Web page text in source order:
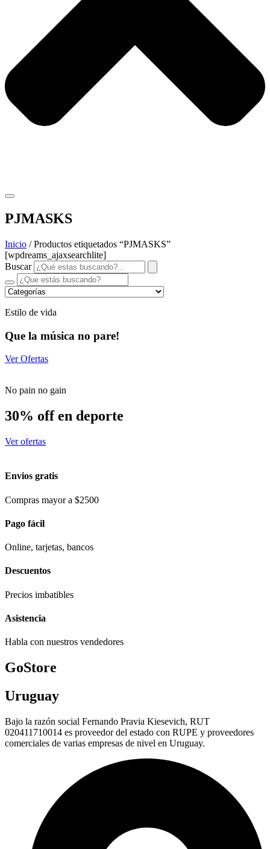
PJMASKS
Inicio / Productos etiquetados “PJMASKS”
[wpdreams_ajaxsearchlite]
Buscar
Estilo de vida
Que la música no pare!
Ver Ofertas
No pain no gain
30% off en deporte
Ver ofertas
Envios gratis
Compras mayor a $2500
Pago fácil
Online, tarjetas, bancos
Descuentos
Precios imbatibles
Asistencia
Habla con nuestros vendedores
GoStore
Uruguay
Bajo la razón social Fernando Pravia Kiesevich, RUT
020411710014 es proveedor del estado con RUPE y proveedores
comerciales de varias empresas de nivel en Uruguay.